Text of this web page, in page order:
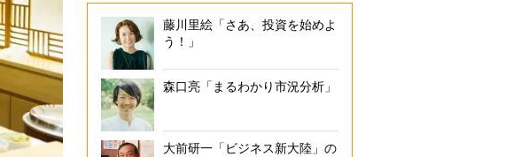
藤川里絵「さあ、投資を始めよ
う！」
森口亮「まるわかり市況分析」
大前研一「ビジネス新大陸」の